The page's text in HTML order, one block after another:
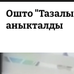
Ошто
аныкталды